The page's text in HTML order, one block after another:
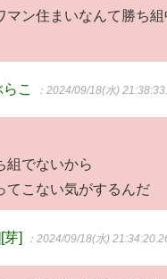
マン住まいなんて勝ち
こ ：2024/09/18(水)
組でないから
てこない気がするんだ
芽] ：2024/09/18(水)